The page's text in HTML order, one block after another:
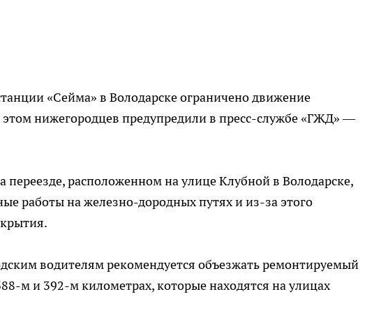
«Сейма» в Володарске ограничено движение
нижегородцев предупредили в пресс-службе «ГЖД» —
переезде, расположенном на улице Клубной в Володарске,
работы на железно-дородных путях ииз-за этого
водителям рекомендуется объезжать ремонтируемый
ми 392-мкилометрах, которые находятся на улицах